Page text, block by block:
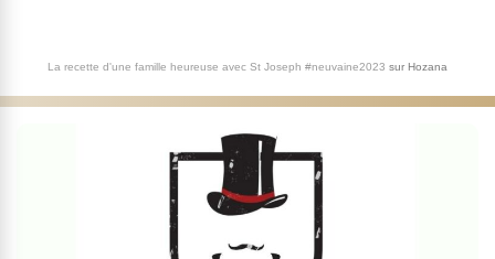
La recette d'une famille heureuse avec St Joseph #neuvaine2023 sur Hozana